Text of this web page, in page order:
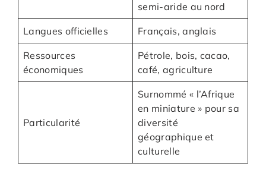
semi-aride au nord
Langues officielles Français, anglais
Ressources
économiques
Pétrole, bois, cacao,
café, agriculture
Particularité
Surnommé « l’Afrique
en miniature » pour sa
diversité
géographique et
culturelle